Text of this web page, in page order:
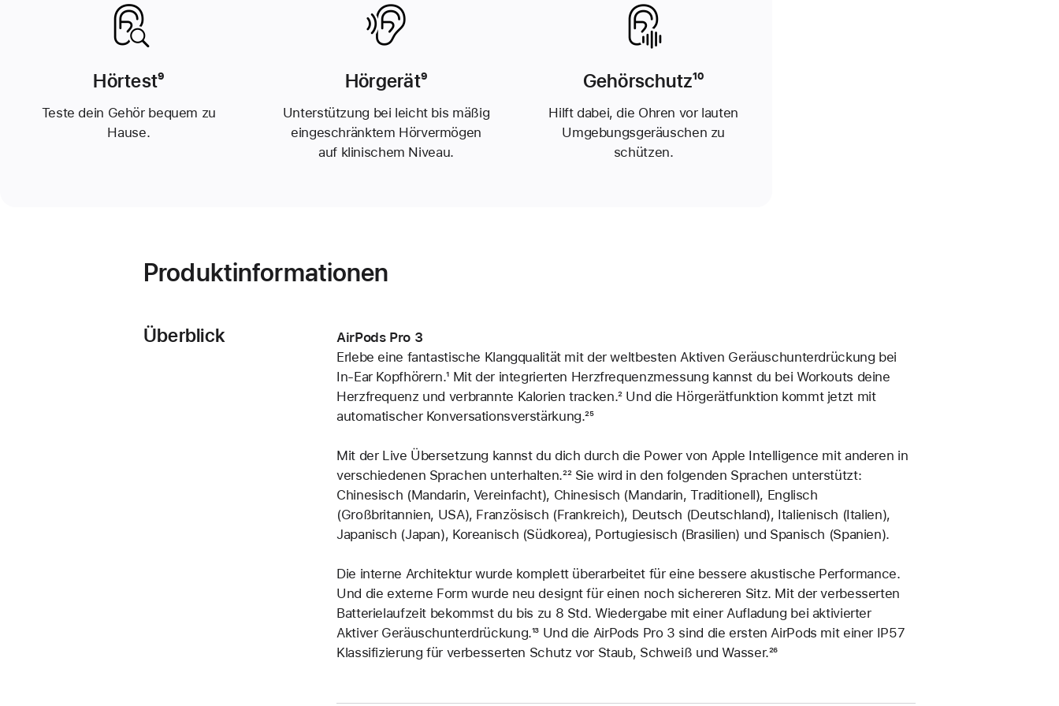
HörtestFußnote
⁹
Teste dein Gehör bequem zu
Hause.
HörgerätFußnote
⁹
Unterstützung bei leicht bis mäßig
eingeschränktem Hörvermögen
auf klinischem Niveau.
GehörschutzFußnote
¹⁰
Hilft dabei, die Ohren vor lauten
Umgebungs­geräuschen zu
schützen.
Produktinformationen
Überblick
AirPods Pro 3
Erlebe eine fantastische Klang­qualität mit der weltbesten Aktiven Geräusch­unterdrückung bei
In-Ear Kopfhörern.Fußnote
¹ Mit der integrierten Herzfrequenz­messung kannst du bei Workouts deine
Herzfrequenz und verbrannte Kalorien tracken.Fußnote
² Und die Hörgerät­funktion kommt jetzt mit
automatischer Konversations­verstärkung.Fußnote
²⁵
Mit der Live Übersetzung kannst du dich durch die Power von Apple Intelligence mit anderen in
verschiedenen Sprachen unterhalten.Fußnote
²² Sie wird in den folgenden Sprachen unterstützt:
Chinesisch (Mandarin, Vereinfacht), Chinesisch (Mandarin, Traditionell), Englisch
(Großbritannien, USA), Französisch (Frankreich), Deutsch (Deutschland), Italienisch (Italien),
Japanisch (Japan), Koreanisch (Südkorea), Portugiesisch (Brasilien) und Spanisch (Spanien).
Die interne Architektur wurde komplett überarbeitet für eine bessere akustische Performance.
Und die externe Form wurde neu designt für einen noch sichereren Sitz. Mit der verbesserten
Batterielaufzeit bekommst du bis zu 8 Std. Wiedergabe mit einer Aufladung bei aktivierter
Aktiver Geräusch­unter­drückung.Fußnote
¹³ Und die AirPods Pro 3 sind die ersten AirPods mit einer IP57
Klassifizierung für verbesserten Schutz vor Staub, Schweiß und Wasser.Fußnote
²⁶